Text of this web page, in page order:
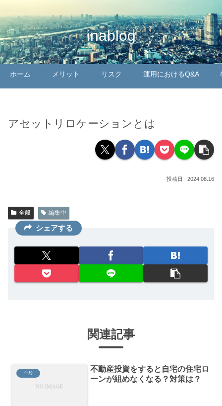
inablog
ホーム メリット リスク 運用におけるQ&A
アセットリロケーションとは
2024.08.16
全般 編集中
シェアする
関連記事
全般
不動産投資をすると自宅の住宅ロ
ーンが組めなくなる？対策は？